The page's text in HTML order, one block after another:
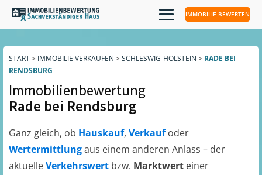
IMMOBILIE BEWERTEN
START> IMMOBILIE VERKAUFEN > SCHLESWIG-HOLSTEIN > RADE BEI
RENDSBURG
Immobilienbewertung
Rade bei Rendsburg
Ganz gleich, ob Hauskauf, Verkaufoder
Wertermittlungaus einem anderen Anlass – der
aktuelleVerkehrswert bzw. Marktwert einer